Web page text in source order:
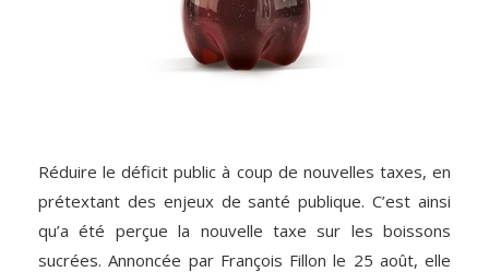
Réduire le déficit public à coup de nouvelles taxes, en
prétextant des enjeux de santé publique. C’est ainsi
qu’a été perçue la nouvelle taxe sur les boissons
sucrées. Annoncée par François Fillon le 25 août, elle